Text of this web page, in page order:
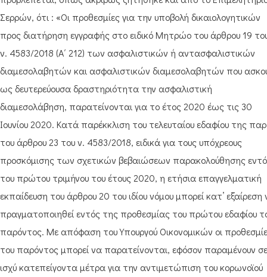
Σερρών, ότι : «Οι προθεσμίες για την υποβολή δικαιολογητικών
προς διατήρηση εγγραφής στο ειδικό Μητρώο του άρθρου 19
ν. 4583/2018 (Α΄ 212) των ασφαλιστικών ή αντασφαλιστικών
διαμεσολαβητών και ασφαλιστικών διαμεσολαβητών που
ως δευτερεύουσα δραστηριότητα την ασφαλιστική
διαμεσολάβηση, παρατείνονται για το έτος 2020 έως τις 30
Ιουνίου 2020. Κατά παρέκκλιση του τελευταίου εδαφίου της
του άρθρου 23 του ν. 4583/2018, ειδικά για τους υπόχρεους
προσκόμισης των σχετικών βεβαιώσεων παρακολούθησης
του πρώτου τριμήνου του έτους 2020, η ετήσια επαγγελματική
εκπαίδευση του άρθρου 20 του ιδίου νόμου μπορεί κατ’ εξαίρεση
πραγματοποιηθεί εντός της προθεσμίας του πρώτου εδαφίου
παρόντος. Με απόφαση του Υπουργού Οικονομικών οι
του παρόντος μπορεί να παρατείνονται, εφόσον παραμένουν σε
ισχύ κατεπείγοντα μέτρα για την αντιμετώπιση του κορωνοϊού